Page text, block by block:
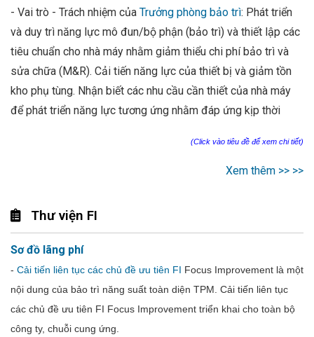
- Vai trò - Trách nhiệm của Trưởng phòng bảo trì: Phát triển
và duy trì năng lực mô đun/bộ phận (bảo trì) và thiết lập các
tiêu chuẩn cho nhà máy nhằm giảm thiểu chi phí bảo trì và
sửa chữa (M&R). Cải tiến năng lực của thiết bị và giảm tồn
kho phụ tùng. Nhận biết các nhu cầu cần thiết của nhà máy
để phát triển năng lực tương ứng nhằm đáp ứng kịp thời
(Click vào tiêu đề để xem chi tiết)
Xem thêm >> >>
Thư viện FI
Sơ đồ lãng phí
- Cải tiến liên tục các chủ đề ưu tiên FI Focus Improvement là một
nội dung của bảo trì năng suất toàn diện TPM. Cải tiến liên tục
các chủ đề ưu tiên FI Focus Improvement triển khai cho toàn bộ
công ty, chuỗi cung ứng.